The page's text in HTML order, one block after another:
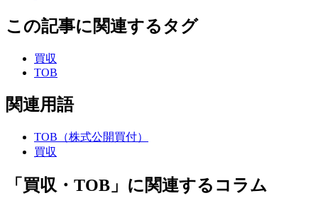
この記事に関連するタグ
買収
TOB
関連用語
TOB（株式公開買付）
買収
「買収・TOB」に関連するコラム